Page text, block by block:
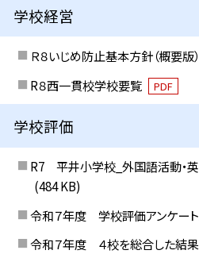
学校経営
Ｒ８いじめ防止基本方針（概要版）
R８西一貫校学校要覧
PDF
学校評価
R7 平井小学校_外国語活動・
(484 KB)
令和７年度 学校評価アンケー
令和７年度 ４校を総合した結